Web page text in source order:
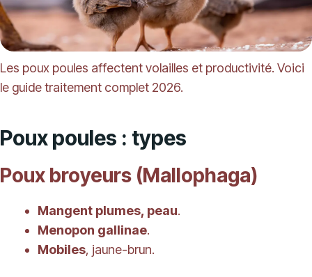
Les poux poules affectent volailles et productivité. Voici
le guide traitement complet 2026.
Poux poules : types
Poux broyeurs (Mallophaga)
Mangent plumes, peau.
Menopon gallinae.
Mobiles, jaune-brun.